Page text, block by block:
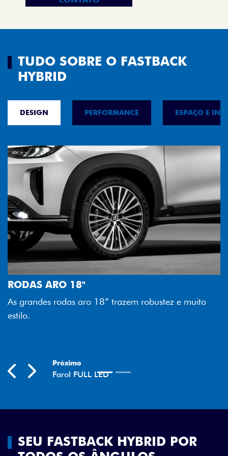
TUDO SOBRE O FASTBACK
HYBRID
DESIGN PERFORMANCE ESPAÇO E
18"
rodas aro 18” trazem robustez e muito
FAROL
Tecnologia
economia
SEU FASTBACK HYBRID POR